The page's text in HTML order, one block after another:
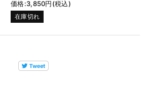
価格:3,850円(税込)
在庫切れ